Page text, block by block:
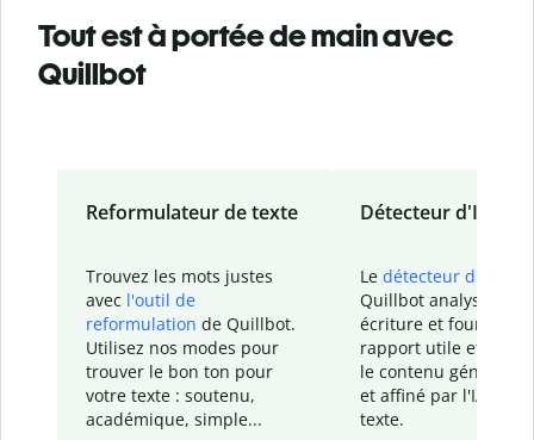
Tout est à portée de main avec
Quillbot
Reformulateur de texte
Trouvez les mots justes
avec l'outil de
reformulation de Quillbot.
Utilisez nos modes pour
trouver le bon ton pour
votre texte : soutenu,
académique, simple...
Détecteur d'IA
Le détecteur d'IA
Quillbot analyse votre
écriture et fournit un
rapport utile et
le contenu généré
et affiné par l'IA
texte.